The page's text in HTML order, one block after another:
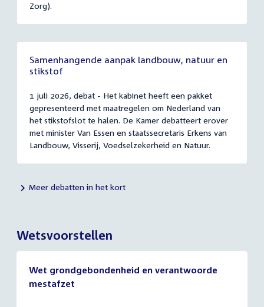
Zorg).
Samenhangende aanpak landbouw, natuur en
stikstof
1 juli 2026, debat - Het kabinet heeft een pakket
gepresenteerd met maatregelen om Nederland van
het stikstofslot te halen. De Kamer debatteert erover
met minister Van Essen en staatssecretaris Erkens van
Landbouw, Visserij, Voedselzekerheid en Natuur.
Meer debatten in het kort
Wetsvoorstellen
Wet grondgebondenheid en verantwoorde
mestafzet